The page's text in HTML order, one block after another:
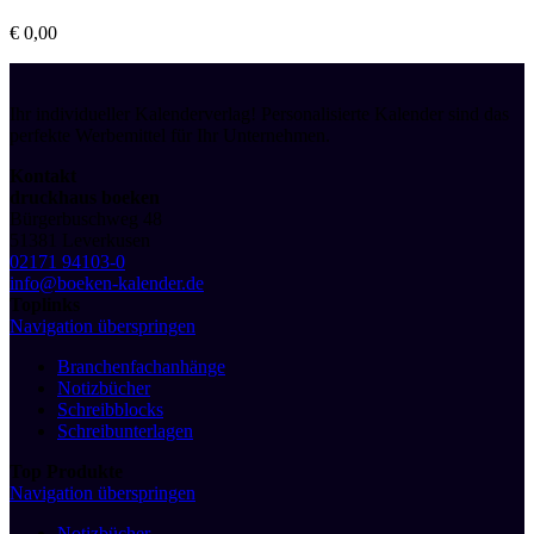
€ 0,00
Ihr individueller Kalenderverlag! Personalisierte Kalender sind das
perfekte Werbemittel für Ihr Unternehmen.
Kontakt
druckhaus boeken
Bürgerbuschweg 48
51381 Leverkusen
02171 94103-0
info@boeken-kalender.de
Toplinks
Navigation überspringen
Branchenfachanhänge
Notizbücher
Schreibblocks
Schreibunterlagen
Top Produkte
Navigation überspringen